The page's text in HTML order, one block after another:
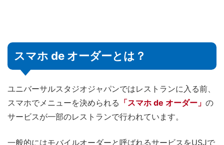
スマホ de オーダーとは？
ユニバーサルスタジオジャパンではレストランに入る前、
スマホでメニューを決められる 「スマホ de オーダー」 の
サービスが一部のレストランで行われています。
一般的にはモバイルオーダーと呼ばれるサービスをUSJで